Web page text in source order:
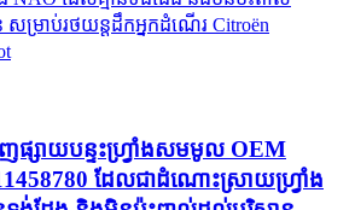
ផ្សាយបន្ទះហ្វ្រាំងសមមូល OEM
ដែលជាដំណោះស្រាយហ្វ្រាំង